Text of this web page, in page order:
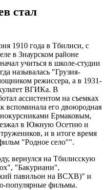
стал
1910 года в Тбилиси, с
в Знаурском районе
учиться в школе-студии
называлась "Грузия-
режиссера, а в 1931-
ВГИКа. В
ассистентом на съемках
вспоминала его двоюродная
Ермаковым,
в Южную Осетию и
и в итоге время
"Родное село"".
вернулся на Тбилисскую
"Бакуриани",
павильон на ВСХВ)" и
популярные фильмы.